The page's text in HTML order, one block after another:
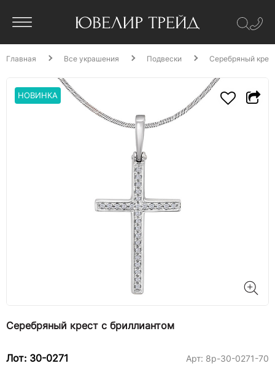
Главная Все украшения Подвески Серебряный
НОВИНКА
Серебряный крест с бриллиантом
Лот: 30-0271 Арт: 8р-30-0271-70